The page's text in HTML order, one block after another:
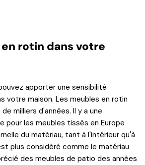
rotin dans votre
apporter une sensibilité
votre maison. Les meubles en rotin
milliers d'années. Il y a une
pour les meubles tissés en Europe
du matériau, tant à l'intérieur qu'à
plus considéré comme le matériau
des meubles de patio des années